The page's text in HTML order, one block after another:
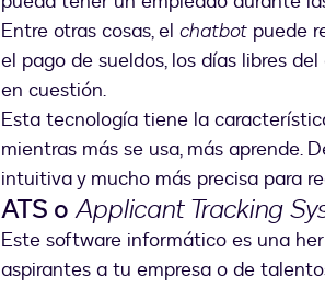
Entre otras cosas, el chatbot puede
el pago de sueldos, los días libres
en cuestión.
Esta tecnología tiene la
mientras más se usa, más aprende.
intuitiva y mucho más precisa para
ATS oApplicant Tracking
Este software informático es una
aspirantes a tu empresa o de